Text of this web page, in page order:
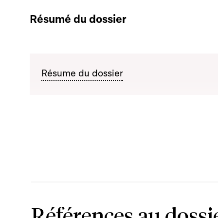
Résumé du dossier
Résume du dossier